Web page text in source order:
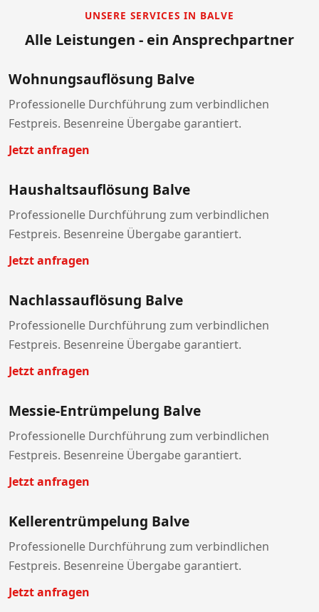
UNSERE SERVICES IN BALVE
Alle Leistungen - ein Ansprechpartner
Wohnungsauflösung Balve
Professionelle Durchführung zum verbindlichen
Festpreis. Besenreine Übergabe garantiert.
Jetzt anfragen
Haushaltsauflösung Balve
Professionelle Durchführung zum verbindlichen
Festpreis. Besenreine Übergabe garantiert.
Jetzt anfragen
Nachlassauflösung Balve
Professionelle Durchführung zum verbindlichen
Festpreis. Besenreine Übergabe garantiert.
Jetzt anfragen
Messie-Entrümpelung Balve
Professionelle Durchführung zum verbindlichen
Festpreis. Besenreine Übergabe garantiert.
Jetzt anfragen
Kellerentrümpelung Balve
Professionelle Durchführung zum verbindlichen
Festpreis. Besenreine Übergabe garantiert.
Jetzt anfragen